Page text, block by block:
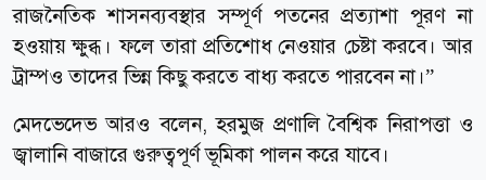
রাজনৈতিক শাসনব্যবস্থার সম্পূর্ণ পতনের প্রত্যাশা পূরণ না
হওয়ায় ক্ষুব্ধ। ফলে তারা প্রতিশোধ নেওয়ার চেষ্টা করবে। আর
ট্রাম্পও তাদের ভিন্ন কিছু করতে বাধ্য করতে পারবেন না।”
মেদভেদেভ আরও বলেন, হরমুজ প্রণালি বৈশ্বিক নিরাপত্তা ও
জ্বালানি বাজারে গুরুত্বপূর্ণ ভূমিকা পালন করে যাবে।